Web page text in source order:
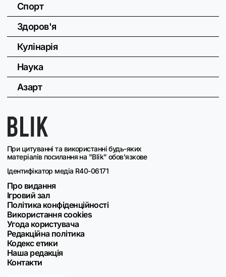
При цитуванні та використанні будь-яких
матеріалів посилання на "Blik" обов'язкове
Ідентифікатор медіа R40-06171
Про видання
Ігровий зал
Політика конфіденційності
Використання cookies
Угода користувача
Редакційна політика
Кодекс етики
Наша редакція
Контакти
Спорт
Здоров'я
Кулінарія
Наука
Азарт